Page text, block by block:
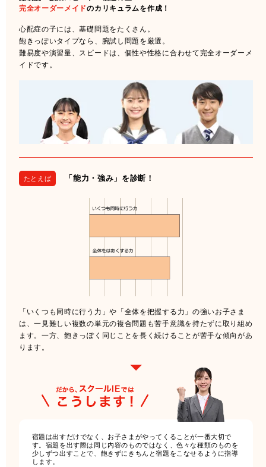
完全オーダーメイドのカリキュラムを作成！
心配症の子には、基礎問題をたくさん。
飽きっぽいタイプなら、腕試し問題を厳選。
難易度や演習量、スピードは、個性や性格に合わせて完全オーダーメ
イドです。
たとえば 「能力・強み」を診断！
「いくつも同時に行う力」や「全体を把握する力」の強いお子さま
は、一見難しい複数の単元の複合問題も苦手意識を持たずに取り組め
ます。一方、飽きっぽく同じことを長く続けることが苦手な傾向があ
ります。
宿題は出すだけでなく、お子さまがやってくることが一番大切で
す。宿題を出す際は同じ内容のものではなく、色々な種類のものを
少しずつ出すことで、飽きずにきちんと宿題をこなせるように指導
します。